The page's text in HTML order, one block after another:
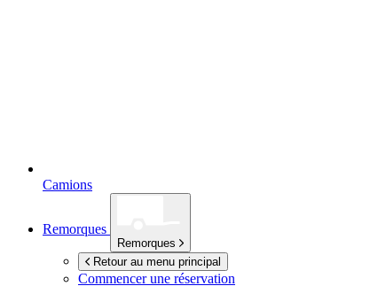
Camions
Remorques
Remorques
Retour au menu principal
Commencer une réservation